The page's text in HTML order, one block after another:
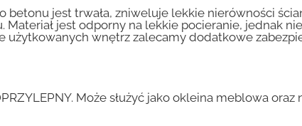
jest trwała, zniweluje lekkie nierówności
jest odporny na lekkie pocieranie, jednak
użytkowanych wnętrz zalecamy dodatkowe
Może służyć jako okleina meblowa